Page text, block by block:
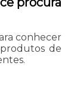
conhecer
de